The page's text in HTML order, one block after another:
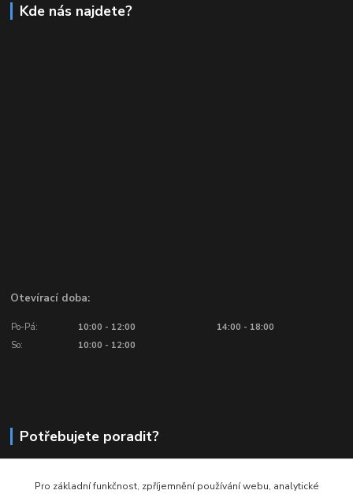
Kde nás najdete?
Otevírací doba:
Po-Pá: 10:00 - 12:00
14:00 - 18:00
So:
10:00 - 12:00
Potřebujete poradit?
Volejte: Po - Pá (10:00 - 18:00)
Pro základní funkčnost, zpříjemnění používání webu, analytické